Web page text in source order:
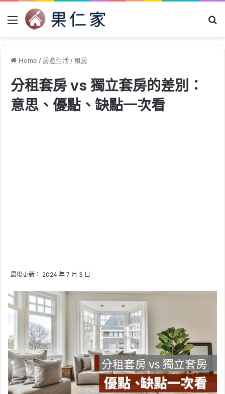
Menu
Home / 房產生活/租房
分租套房 vs 獨立套房的差別：
意思、優點、缺點一次看
最後更新： 2024 年 7 月 3 日